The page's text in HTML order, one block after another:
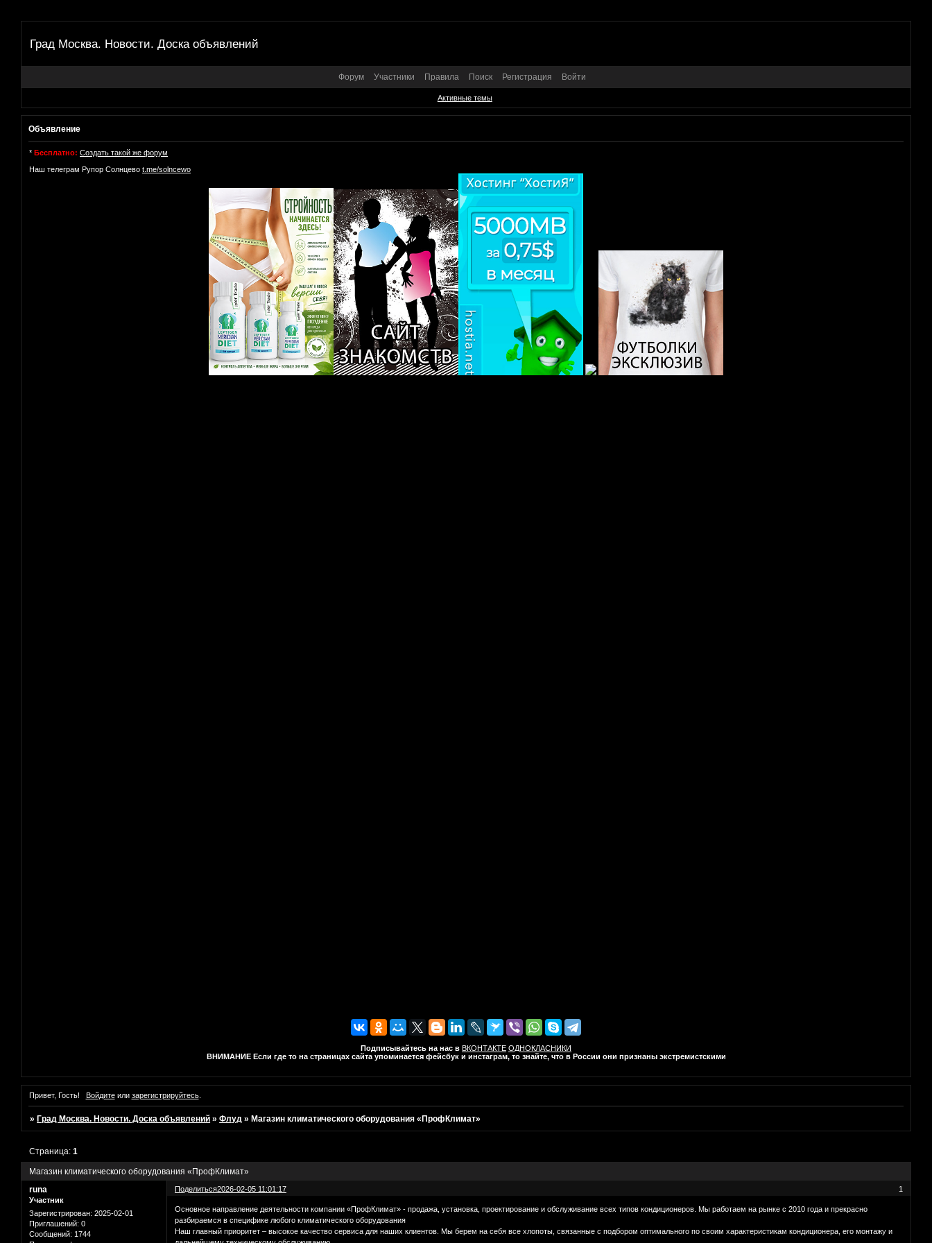
Град Москва. Новости. Доска объявлений
Форум Участники Правила Поиск Регистрация Войти
Активные темы
Объявление
* Бесплатно: Создать такой же форум
Наш телеграм Рупор Солнцево t.me/solncewo
Подписывайтесь на нас в ВКОНТАКТЕ ОДНОКЛАСНИКИ
ВНИМАНИЕ Если где то на страницах сайта упоминается фейсбук и инстаграм, то знайте, что в России они признаны экстремистскими
Привет, Гость! Войдитеили зарегистрируйтесь.
» Град Москва. Новости. Доска объявлений »Флуд » Магазин климатического оборудования «ПрофКлимат»
Магазин климатического оборудования «ПрофКлимат»
Страница:1
Поделиться 1
2026-02-05 11:01:17
runa
Участник
Зарегистрирован: 2025-02-01
Приглашений: 0
Сообщений: 1744
Основное направление деятельности компании «ПрофКлимат» - продажа, установка, проектирование и обслуживание всех типов кондиционеров. Мы работаем на рынке с 2010 года и прекрасно
разбираемся в специфике любого климатического оборудования
Наш главный приоритет – высокое качество сервиса для наших клиентов. Мы берем на себя все хлопоты, связанные с подбором оптимального по своим характеристикам кондиционера, его монтажу и